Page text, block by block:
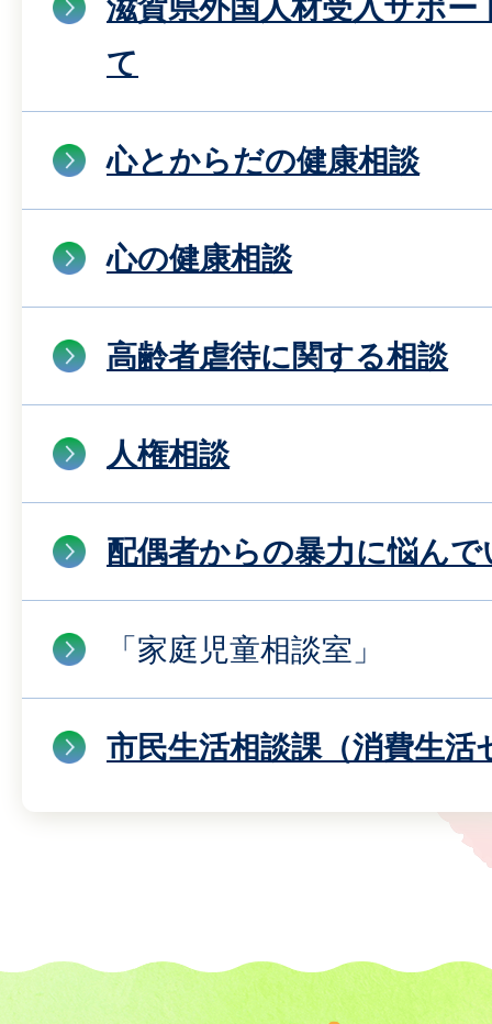
滋賀県外国人材受入サポ
て
心とからだの健康相談
心の健康相談
高齢者虐待に関する相談
人権相談
配偶者からの暴力に悩ん
「家庭児童相談室」
市民生活相談課（消費生活